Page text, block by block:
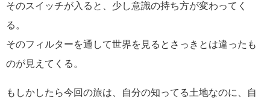
そのスイッチが入ると、少し意識の持ち方が変わってく
る。
そのフィルターを通して世界を見るとさっきとは違ったも
のが見えてくる。
もしかしたら今回の旅は、自分の知ってる土地なのに、自